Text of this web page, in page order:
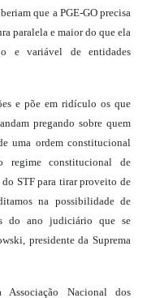
que a PGE-GO precisa
paralela e maior do que ela
e variável de entidades
e põe em ridículo os que
pregando sobre quem
uma ordem constitucional
regime constitucional de
do STF para tirar proveito de
na possibilidade de
do ano judiciário que se
presidente da Suprema
Nacional dos